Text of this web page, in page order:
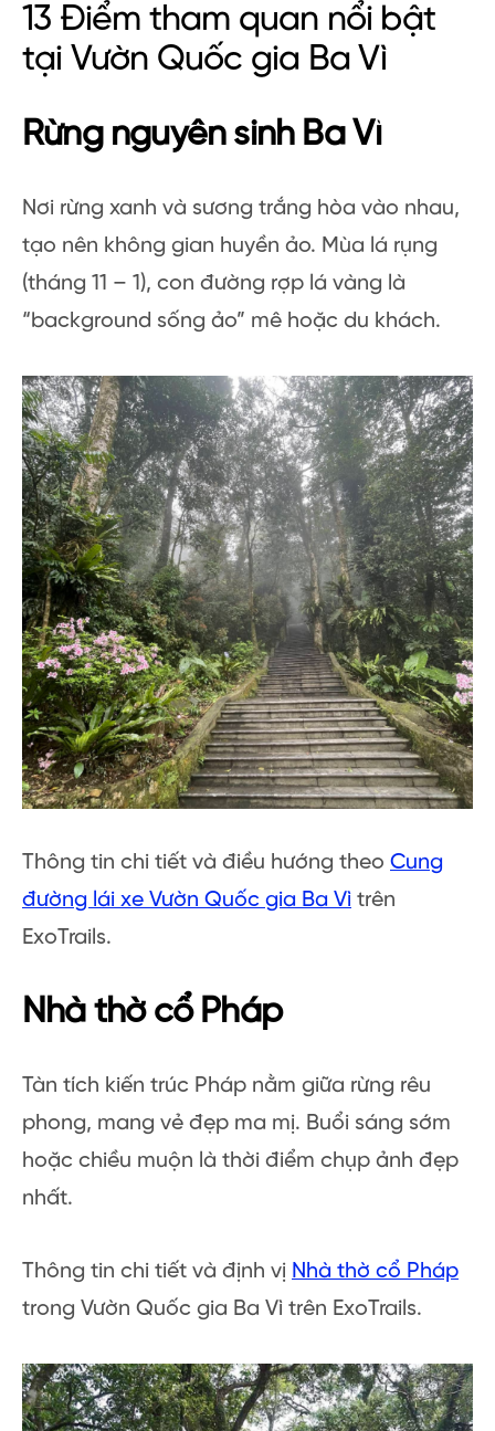
13 Điểm tham quan nổi bật
tại Vườn Quốc gia Ba Vì
Rừng nguyên sinh Ba Vì
Nơi rừng xanh và sương trắng hòa vào nhau,
tạo nên không gian huyền ảo. Mùa lá rụng
(tháng 11 – 1), con đường rợp lá vàng là
“background sống ảo” mê hoặc du khách.
Thông tin chi tiết và điều hướng theo Cung
đường lái xe Vườn Quốc gia Ba Vì trên
ExoTrails.
Nhà thờ cổ Pháp
Tàn tích kiến trúc Pháp nằm giữa rừng rêu
phong, mang vẻ đẹp ma mị. Buổi sáng sớm
hoặc chiều muộn là thời điểm chụp ảnh đẹp
nhất.
Thông tin chi tiết và định vị Nhà thờ cổ Pháp
trong Vườn Quốc gia Ba Vì trên ExoTrails.